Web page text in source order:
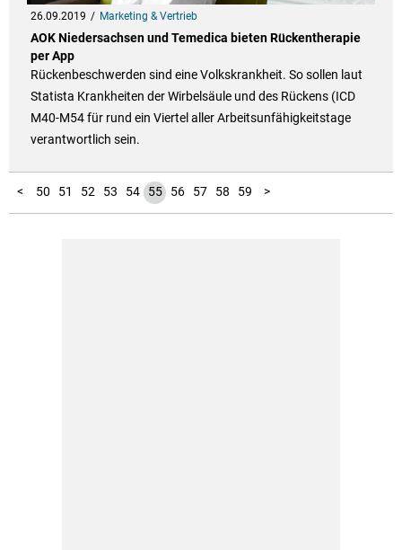
26.09.2019 Marketing & Vertrieb
AOK Niedersachsen und Temedica bieten Rückentherapie
per App
Rückenbeschwerden sind eine Volkskrankheit. So sollen laut
Statista Krankheiten der Wirbelsäule und des Rückens (ICD
M40-M54 für rund ein Viertel aller Arbeitsunfähigkeitstage
verantwortlich sein.
<
1
2
3
4
5
6
7
8
9
10
11
12
13
14
15
16
17
18
19
20
21
22
23
24
25
26
27
28
29
30
31
32
33
34
35
36
37
38
39
40
41
42
43
44
45
46
47
48
49 50 51 52 53 54 55 56 57 58 59
60
61
62
63
64
65
66
67
68
69
70
71
72
73
74
75
76
77
78
79
80
81
82
83
84
85
86
87
88
89
90
91
92
93
94 >